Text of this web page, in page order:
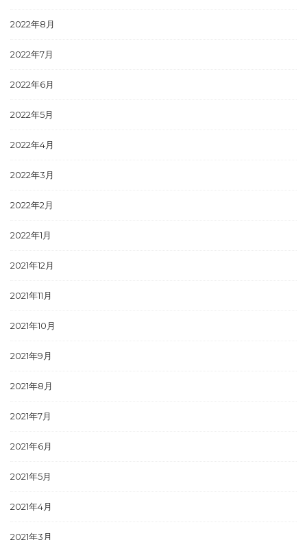
2022年8月
2022年7月
2022年6月
2022年5月
2022年4月
2022年3月
2022年2月
2022年1月
2021年12月
2021年11月
2021年10月
2021年9月
2021年8月
2021年7月
2021年6月
2021年5月
2021年4月
2021年3月